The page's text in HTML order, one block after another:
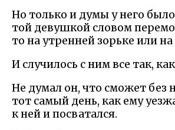
Но только и думы у него
той девушкой словом
то на утренней зорьке или
И случилось с ним все так,
Не думал он, что сможет без
тот самый день, как ему
к ней и посватался.